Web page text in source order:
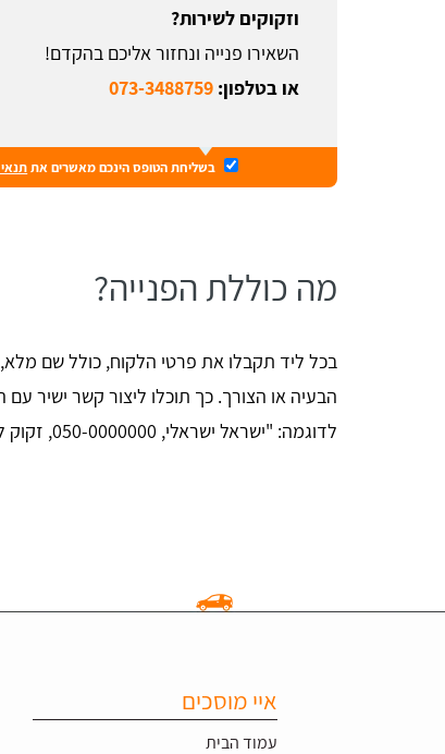
וזקוקים לשירות?
השאירו פנייה ונחזור אליכם בהקדם!
או בטלפון:073-3488759
בשליחת הטופס הינכם מאשרים את
מה כוללת הפנייה?
בכל ליד תקבלו את פרטי הלקוח, כולל שם
הבעיה או הצורך. כך תוכלו ליצור קשר ישיר
לדוגמה: "ישראל ישראלי, 050-0000000, זקוק לאיטום גג שטוח בהרצליה."
איי מוסכים
עמוד הבית